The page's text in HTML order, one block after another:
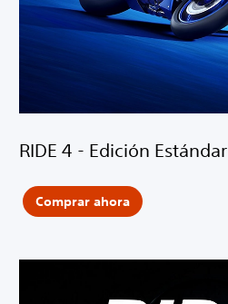
RIDE 4 - Edición Estándar
Comprar ahora